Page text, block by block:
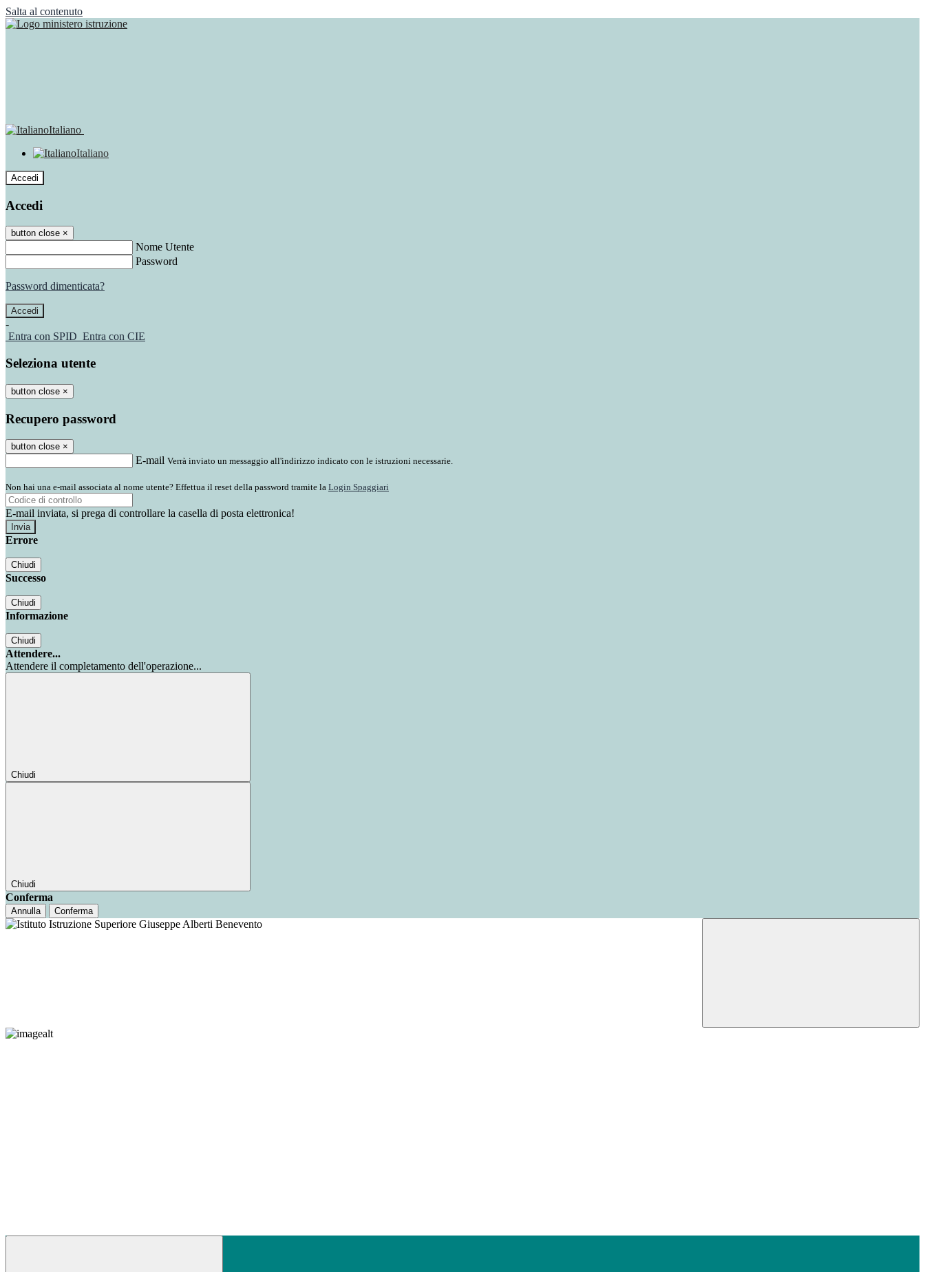
Salta al contenuto
Italiano
Italiano
Accedi
Accedi
button close ×
Nome Utente
Password
Password dimenticata?
-
Entra con SPID Entra con CIE
Seleziona utente
button close ×
Recupero password
button close ×
E-mail Verrà inviato un messaggio all'indirizzo indicato con le istruzioni necessarie.
Non hai una e-mail associata al nome utente? Effettua il reset della password tramite la Login Spaggiari
E-mail inviata, si prega di controllare la casella di posta elettronica!
Errore
Chiudi
Successo
Chiudi
Informazione
Chiudi
Attendere...
Attendere il completamento dell'operazione...
Chiudi
Chiudi
Conferma
Annulla Conferma